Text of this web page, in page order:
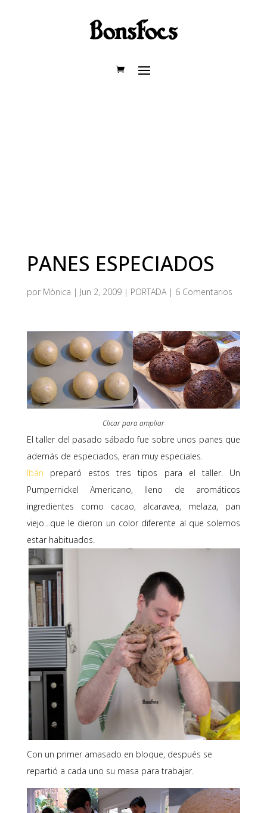
PANES ESPECIADOS
por Mònica | Jun 2, 2009| PORTADA| 6 Comentarios
Clicar para ampliar
El taller del pasado sábado fue sobre unos panes que
además de especiados, eran muy especiales.
Ibán preparó estos tres tipos para el taller. Un
Pumpernickel Americano, lleno de aromáticos
ingredientes como cacao, alcaravea, melaza, pan
viejo…que le dieron un color diferente al que solemos
estar habituados.
Con un primer amasado en bloque, después se
repartió a cada uno su masa para trabajar.